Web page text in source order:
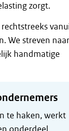
zorgt.
We streven naar
handmatige
te haken, werkt